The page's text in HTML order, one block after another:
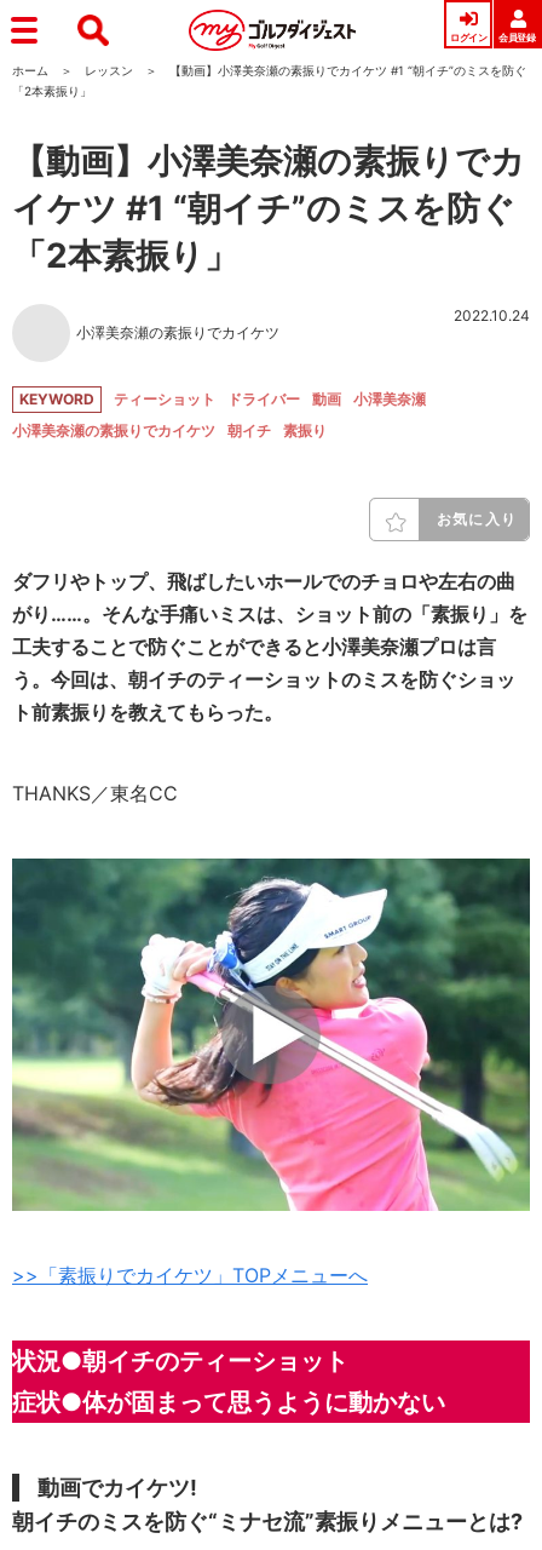
ログイン 会員登録
ホーム レッスン
【動画】小澤美奈瀬の素振りでカイケツ #1 “朝イチ”のミスを防ぐ
「2本素振り」
【動画】小澤美奈瀬の素振りでカ
イケツ #1 “朝イチ”のミスを防ぐ
「2本素振り」
小澤美奈瀬の素振りでカイケツ
2022.10.24
KEYWORD ティーショット ドライバー 動画
小澤美奈瀬
小澤美奈瀬の素振りでカイケツ
朝イチ 素振り
お気に入り
ダフリやトップ、飛ばしたいホールでのチョロや左右の曲
がり……。そんな手痛いミスは、ショット前の「素振り」を
工夫することで防ぐことができると小澤美奈瀬プロは言
う。今回は、朝イチのティーショットのミスを防ぐショッ
ト前素振りを教えてもらった。
THANKS／東名CC
>>「素振りでカイケツ」TOPメニューへ
状況●朝イチのティーショット
症状●体が固まって思うように動かない
動画でカイケツ!
朝イチのミスを防ぐ“ミナセ流”素振りメニューとは?